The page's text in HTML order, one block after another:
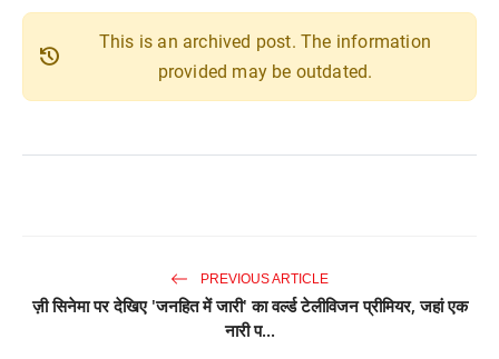
history
This is an archived post. The information
provided may be outdated.
PREVIOUS ARTICLE
ज़ी सिनेमा पर देखिए 'जनहित में जारी' का वर्ल्ड टेलीविजन प्रीमियर, जहां एक
नारी प...